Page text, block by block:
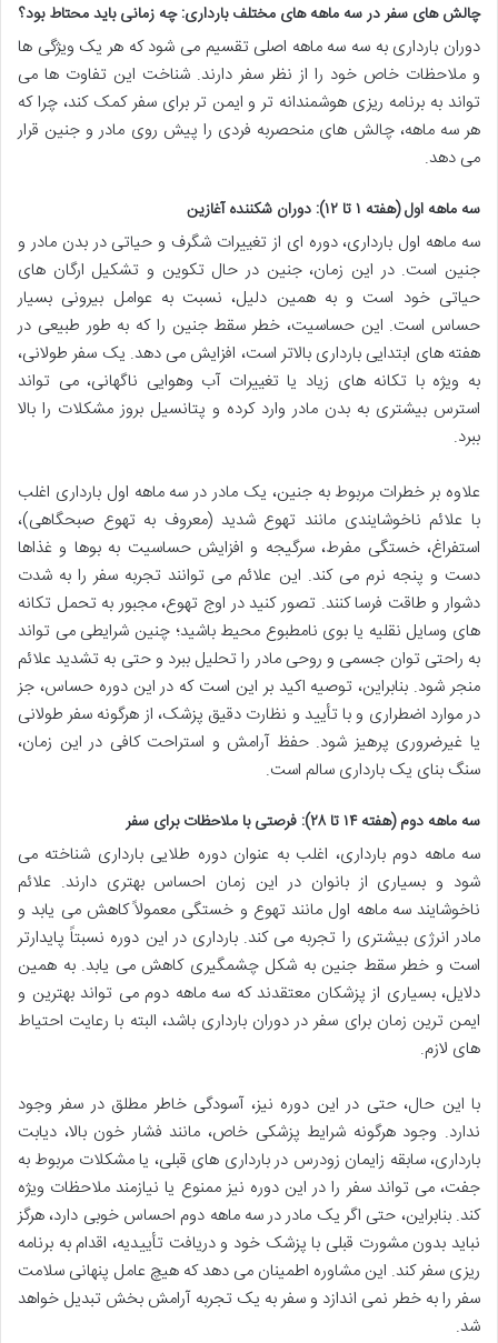
چالش های سفر در سه ماهه های مختلف بارداری: چه زمانی باید محتاط بود؟
دوران بارداری به سه سه ماهه اصلی تقسیم می شود که هر یک ویژگی ها
و ملاحظات خاص خود را از نظر سفر دارند. شناخت این تفاوت ها می
تواند به برنامه ریزی هوشمندانه تر و ایمن تر برای سفر کمک کند، چرا که
هر سه ماهه، چالش های منحصربه فردی را پیش روی مادر و جنین قرار
می دهد.
سه ماهه اول (هفته ۱ تا ۱۲): دوران شکننده آغازین
سه ماهه اول بارداری، دوره ای از تغییرات شگرف و حیاتی در بدن مادر و
جنین است. در این زمان، جنین در حال تکوین و تشکیل ارگان های
حیاتی خود است و به همین دلیل، نسبت به عوامل بیرونی بسیار
حساس است. این حساسیت، خطر سقط جنین را که به طور طبیعی در
هفته های ابتدایی بارداری بالاتر است، افزایش می دهد. یک سفر طولانی،
به ویژه با تکانه های زیاد یا تغییرات آب وهوایی ناگهانی، می تواند
استرس بیشتری به بدن مادر وارد کرده و پتانسیل بروز مشکلات را بالا
ببرد.
علاوه بر خطرات مربوط به جنین، یک مادر در سه ماهه اول بارداری اغلب
با علائم ناخوشایندی مانند تهوع شدید (معروف به تهوع صبحگاهی)،
استفراغ، خستگی مفرط، سرگیجه و افزایش حساسیت به بوها و غذاها
دست و پنجه نرم می کند. این علائم می توانند تجربه سفر را به شدت
دشوار و طاقت فرسا کنند. تصور کنید در اوج تهوع، مجبور به تحمل تکانه
های وسایل نقلیه یا بوی نامطبوع محیط باشید؛ چنین شرایطی می تواند
به راحتی توان جسمی و روحی مادر را تحلیل ببرد و حتی به تشدید علائم
منجر شود. بنابراین، توصیه اکید بر این است که در این دوره حساس، جز
در موارد اضطراری و با تأیید و نظارت دقیق پزشک، از هرگونه سفر طولانی
یا غیرضروری پرهیز شود. حفظ آرامش و استراحت کافی در این زمان،
سنگ بنای یک بارداری سالم است.
سه ماهه دوم (هفته ۱۴ تا ۲۸): فرصتی با ملاحظات برای سفر
سه ماهه دوم بارداری، اغلب به عنوان دوره طلایی بارداری شناخته می
شود و بسیاری از بانوان در این زمان احساس بهتری دارند. علائم
ناخوشایند سه ماهه اول مانند تهوع و خستگی معمولاً کاهش می یابد و
مادر انرژی بیشتری را تجربه می کند. بارداری در این دوره نسبتاً پایدارتر
است و خطر سقط جنین به شکل چشمگیری کاهش می یابد. به همین
دلایل، بسیاری از پزشکان معتقدند که سه ماهه دوم می تواند بهترین و
ایمن ترین زمان برای سفر در دوران بارداری باشد، البته با رعایت احتیاط
های لازم.
با این حال، حتی در این دوره نیز، آسودگی خاطر مطلق در سفر وجود
ندارد. وجود هرگونه شرایط پزشکی خاص، مانند فشار خون بالا، دیابت
بارداری، سابقه زایمان زودرس در بارداری های قبلی، یا مشکلات مربوط به
جفت، می تواند سفر را در این دوره نیز ممنوع یا نیازمند ملاحظات ویژه
کند. بنابراین، حتی اگر یک مادر در سه ماهه دوم احساس خوبی دارد، هرگز
نباید بدون مشورت قبلی با پزشک خود و دریافت تأییدیه، اقدام به برنامه
ریزی سفر کند. این مشاوره اطمینان می دهد که هیچ عامل پنهانی سلامت
سفر را به خطر نمی اندازد و سفر به یک تجربه آرامش بخش تبدیل خواهد
شد.